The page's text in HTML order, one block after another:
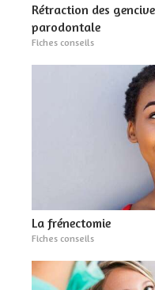
Rétraction des
parodontale
Fiches conseils
La frénectomie
Fiches conseils